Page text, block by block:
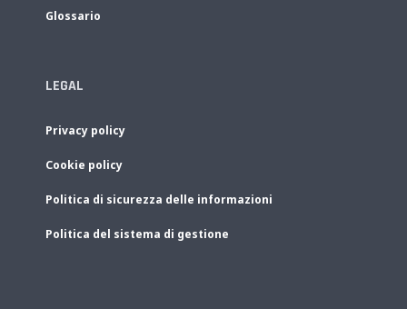
Glossario
LEGAL
Privacy policy
Cookie policy
Politica di sicurezza delle informazioni
Politica del sistema di gestione